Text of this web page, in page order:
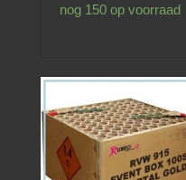
nog 150 op voorraad